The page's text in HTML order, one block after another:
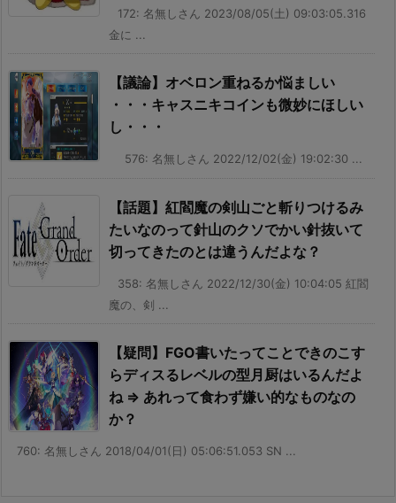
172: 名無しさん 2023/08/05(土) 09:03:05.316
金に ...
【議論】オベロン重ねるか悩ましい
・・・キャスニキコインも微妙にほしい
し・・・
576: 名無しさん 2022/12/02(金) 19:02:30 ...
【話題】紅閻魔の剣山ごと斬りつけるみ
たいなのって針山のクソでかい針抜いて
切ってきたのとは違うんだよな？
358: 名無しさん 2022/12/30(金) 10:04:05 紅閻
魔の、剣 ...
【疑問】FGO書いたってことできのこす
らディスるレベルの型月厨はいるんだよ
ね ⇒ あれって食わず嫌い的なものなの
か？
760: 名無しさん 2018/04/01(日) 05:06:51.053 SN ...